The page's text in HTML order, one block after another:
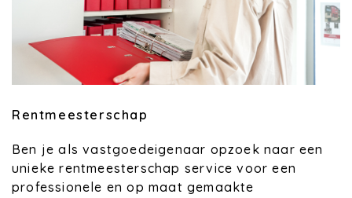
Rentmeesterschap
Ben je als vastgoedeigenaar opzoek naar een
unieke rentmeesterschap service voor een
professionele en op maat gemaakte